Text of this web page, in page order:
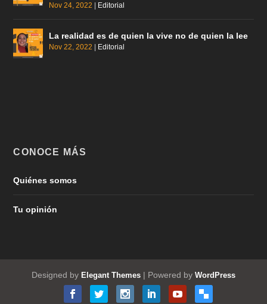
Nov 24, 2022 | Editorial
La realidad es de quien la vive no de quien la lee
Nov 22, 2022 | Editorial
CONOCE MÁS
Quiénes somos
Tu opinión
Designed by Elegant Themes | Powered by WordPress